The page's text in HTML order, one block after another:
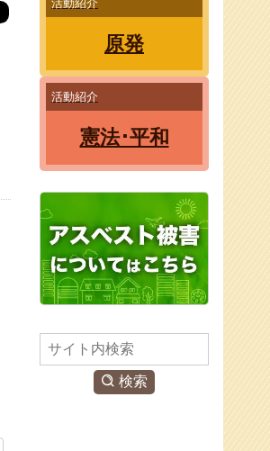
活動紹介
原発
活動紹介
憲法･平和
検
索
検索